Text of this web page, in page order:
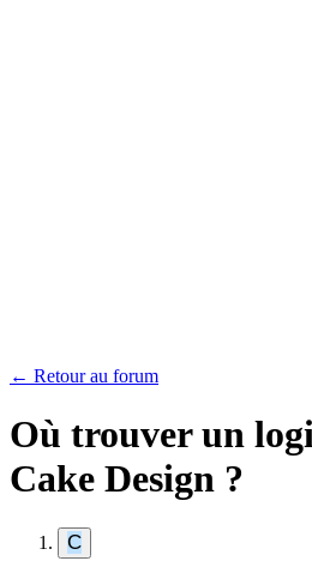
← Retour au forum
Où trouver un
Cake Design ?
C